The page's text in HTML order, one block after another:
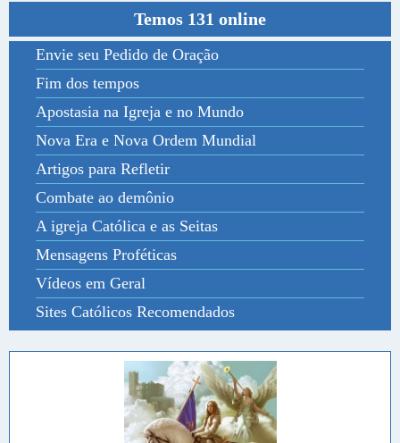
Temos 131 online
Envie seu Pedido de Oração
Fim dos tempos
Apostasia na Igreja e no Mundo
Nova Era e Nova Ordem Mundial
Artigos para Refletir
Combate ao demônio
A igreja Católica e as Seitas
Mensagens Proféticas
Vídeos em Geral
Sites Católicos Recomendados